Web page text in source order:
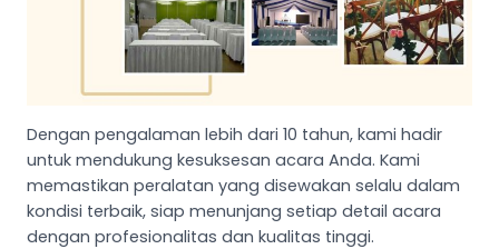
Dengan pengalaman lebih dari 10 tahun, kami hadir
untuk mendukung kesuksesan acara Anda. Kami
memastikan peralatan yang disewakan selalu dalam
kondisi terbaik, siap menunjang setiap detail acara
dengan profesionalitas dan kualitas tinggi.